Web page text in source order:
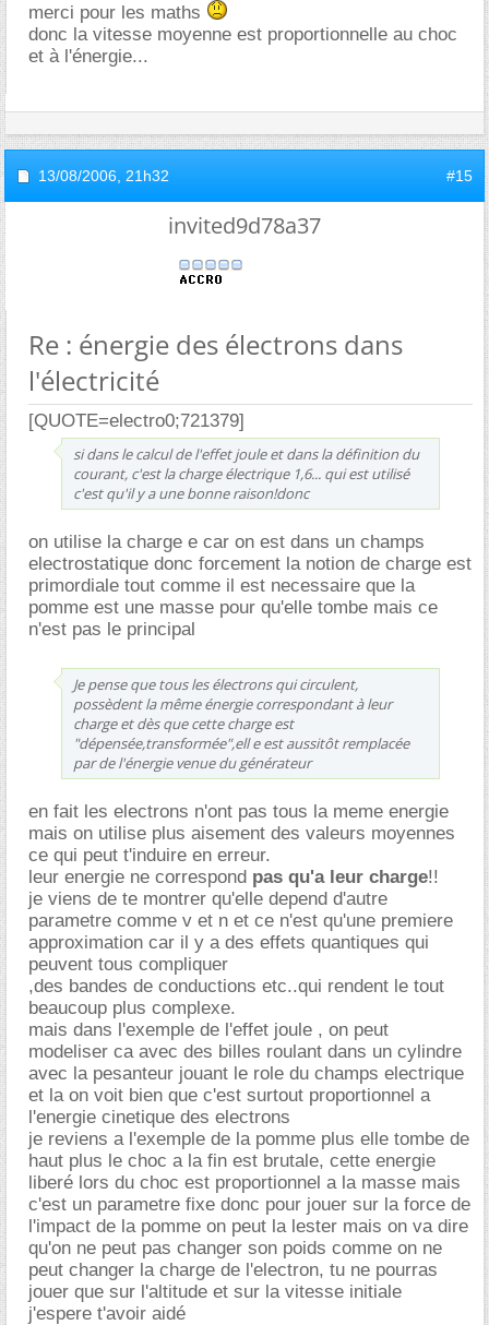
merci pour les maths
donc la vitesse moyenne est proportionnelle au choc
et à l'énergie...
13/08/2006, 21h32 #15
invited9d78a37
Re : énergie des électrons dans
l'électricité
[QUOTE=electro0;721379]
si dans le calcul de l'effet joule et dans la définition du
courant, c'est la charge électrique 1,6... qui est utilisé
c'est qu'il y a une bonne raison!donc
on utilise la charge e car on est dans un champs
electrostatique donc forcement la notion de charge est
primordiale tout comme il est necessaire que la
pomme est une masse pour qu'elle tombe mais ce
n'est pas le principal
Je pense que tous les électrons qui circulent,
possèdent la même énergie correspondant à leur
charge et dès que cette charge est
"dépensée,transformée",ell e est aussitôt remplacée
par de l'énergie venue du générateur
en fait les electrons n'ont pas tous la meme energie
mais on utilise plus aisement des valeurs moyennes
ce qui peut t'induire en erreur.
leur energie ne correspond pas qu'a leur charge!!
je viens de te montrer qu'elle depend d'autre
parametre comme v et n et ce n'est qu'une premiere
approximation car il y a des effets quantiques qui
peuvent tous compliquer
,des bandes de conductions etc..qui rendent le tout
beaucoup plus complexe.
mais dans l'exemple de l'effet joule , on peut
modeliser ca avec des billes roulant dans un cylindre
avec la pesanteur jouant le role du champs electrique
et la on voit bien que c'est surtout proportionnel a
l'energie cinetique des electrons
je reviens a l'exemple de la pomme plus elle tombe de
haut plus le choc a la fin est brutale, cette energie
liberé lors du choc est proportionnel a la masse mais
c'est un parametre fixe donc pour jouer sur la force de
l'impact de la pomme on peut la lester mais on va dire
qu'on ne peut pas changer son poids comme on ne
peut changer la charge de l'electron, tu ne pourras
jouer que sur l'altitude et sur la vitesse initiale
j'espere t'avoir aidé